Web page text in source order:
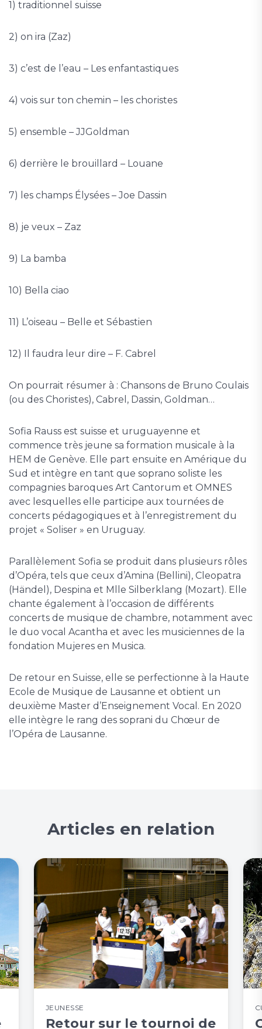
1) traditionnel suisse
2) on ira (Zaz)
3) c’est de l’eau – Les enfantastiques
4) vois sur ton chemin – les choristes
5) ensemble – JJGoldman
6) derrière le brouillard – Louane
7) les champs Élysées – Joe Dassin
8) je veux – Zaz
9) La bamba
10) Bella ciao
11) L’oiseau – Belle et Sébastien
12) Il faudra leur dire – F. Cabrel
On pourrait résumer à : Chansons de Bruno Coulais
(ou des Choristes), Cabrel, Dassin, Goldman…
Sofia Rauss est suisse et uruguayenne et
commence très jeune sa formation musicale à la
HEM de Genève. Elle part ensuite en Amérique du
Sud et intègre en tant que soprano soliste les
compagnies baroques Art Cantorum et OMNES
avec lesquelles elle participe aux tournées de
concerts pédagogiques et à l’enregistrement du
projet « Soliser » en Uruguay.
Parallèlement Sofia se produit dans plusieurs rôles
d’Opéra, tels que ceux d’Amina (Bellini), Cleopatra
(Händel), Despina et Mlle Silberklang (Mozart). Elle
chante également à l’occasion de différents
concerts de musique de chambre, notamment avec
le duo vocal Acantha et avec les musiciennes de la
fondation Mujeres en Musica.
De retour en Suisse, elle se perfectionne à la Haute
Ecole de Musique de Lausanne et obtient un
deuxième Master d’Enseignement Vocal. En 2020
elle intègre le rang des soprani du Chœur de
l’Opéra de Lausanne.
Articles en relation
JEUNESSE
Retour sur le tournoi de